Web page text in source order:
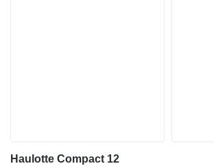
Haulotte Compact 12